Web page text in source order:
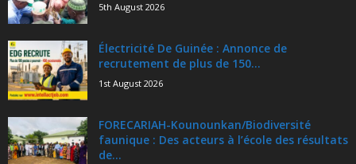
5th August 2026
Électricité De Guinée : Annonce de
recrutement de plus de 150...
1st August 2026
FORECARIAH-Kounounkan/Biodiversité
faunique : Des acteurs à l’école des résultats
de...